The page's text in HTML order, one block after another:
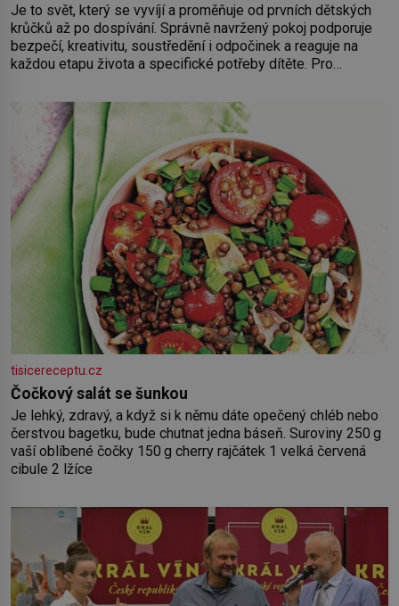
Je to svět, který se vyvíjí a proměňuje od prvních dětských
krůčků až po dospívání. Správně navržený pokoj podporuje
bezpečí, kreativitu, soustředění i odpočinek a reaguje na
každou etapu života a specifické potřeby dítěte. Pro
by pokoj miminka měl působit především klidně a útulně.
Předškolní věk je
tisicereceptu.cz
Čočkový salát se šunkou
Je lehký, zdravý, a když si k němu dáte opečený chléb nebo
čerstvou bagetku, bude chutnat jedna báseň. Suroviny 250 g
vaší oblíbené čočky 150 g cherry rajčátek 1 velká červená
cibule 2 lžíce